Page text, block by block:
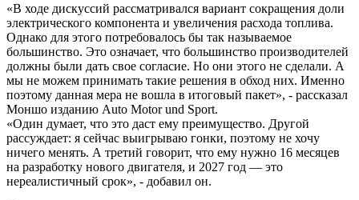
«В ходе дискуссий рассматривался вариант сокращения доли
электрического компонента и увеличения расхода топлива.
Однако для этого потребовалось бы так называемое
большинство. Это означает, что большинство производителей
должны были дать свое согласие. Но они этого не сделали. А
мы не можем принимать такие решения в обход них. Именно
поэтому данная мера не вошла в итоговый пакет», - рассказал
Моншо изданию Auto Motor und Sport.
«Один думает, что это даст ему преимущество. Другой
рассуждает: я сейчас выигрываю гонки, поэтому не хочу
ничего менять. А третий говорит, что ему нужно 16 месяцев
на разработку нового двигателя, и 2027 год — это
нереалистичный срок», - добавил он.